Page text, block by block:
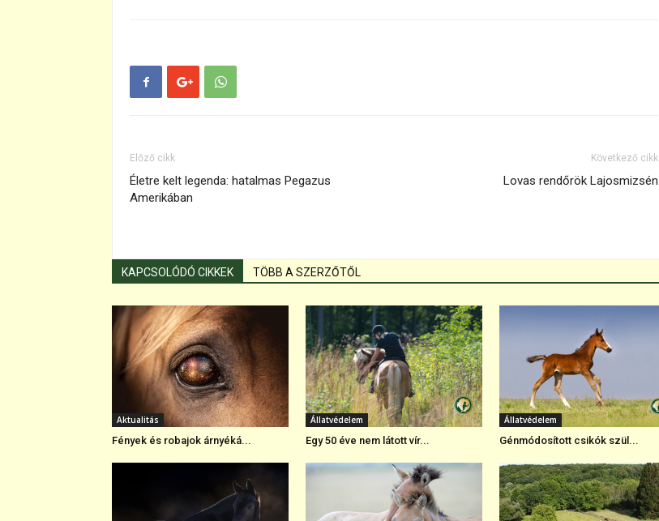
Előző cikk
Életre kelt legenda: hatalmas Pegazus
Amerikában
Következő cikk
Lovas rendőrök Lajosmizsén
KAPCSOLÓDÓ CIKKEK TÖBB A SZERZŐTŐL
Aktualitás
Fények és robajok árnyéká...
Állatvédelem
Egy 50 éve nem látott vír...
Állatvédelem
Génmódosított csikók szül...